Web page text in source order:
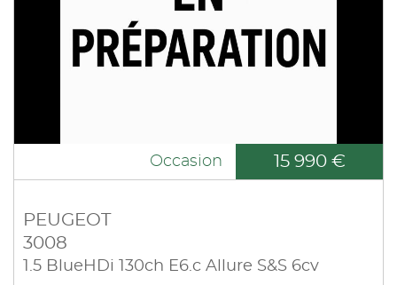
Occasion 15 990 €
PEUGEOT
3008
1.5 BlueHDi 130ch E6.c Allure S&S 6cv